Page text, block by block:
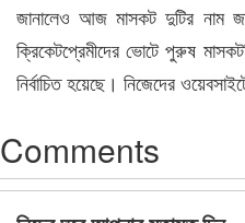
জানালেও আজ মাসকট দুটির নাম
ক্রিকেটপ্রেমীদের ভোটে পুরুষ
নির্বাচিত হয়েছে। নিজেদের
Comments